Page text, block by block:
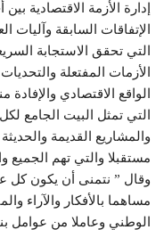
إدارة الأزمة الاقتصادية
الإتفاقات السابقة وآليات
التي تحقق الاستجابة
الأزمات المفتعلة
الواقع الاقتصادي والإفادة
التي تمثل البيت الجامع
والمشاريع القديمة
مستقبلا والتي تهم الجميع
وقال ” نتمنى أن يكون كل
مساهما بالأفكار والآراء
الوطني وعاملا من عوامل